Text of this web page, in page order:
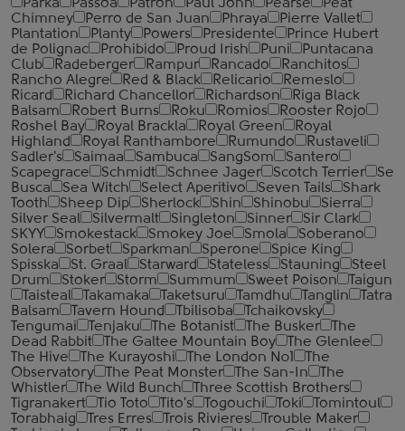
Parka
Passoa Patron Paul John Pearse
Peat
Chimney
Perro de San Juan Phraya
Pierre Vallet
Plantation
Planty Powers Presidente
Prince Hubert
de Polignac
Prohibido Proud Irish Puni
Puntacana
Club
Radeberger Rampur Rancado
Ranchitos
Rancho Alegre
Red & Black Relicario
Remeslo
Ricard
Richard Chancellor Richardson
Riga Black
Balsam
Robert Burns Roku Romios
Rooster Rojo
Roshel Bay
Royal Brackla Royal Green
Royal
Highland
Royal Ranthambore Rumundo
Rustaveli
Sadler's
Saimaa Sambuca SangSom
Santero
Scapegrace
Schmidt Schnee Jager Scotch Terrier
Se
Busca
Sea Witch Select Aperitivo Seven Tails
Shark
Tooth
Sheep Dip Sherlock Shin Shinobu
Sierra
Silver Seal
Silvermalt Singleton Sinner
Sir Clark
SKYY
Smokestack Smokey Joe Smola
Soberano
Solera
Sorbet Sparkman Sperone
Spice King
Spisska
St. Graal Starward Stateless Stauning
Steel
Drum
Stoker Storm Summum Sweet Poison
Taigun
Taisteal
Takamaka Taketsuru Tamdhu Tanglin
Tatra
Balsam
Tavern Hound Tbilisoba
Tchaikovsky
Tengumai
Tenjaku The Botanist The Busker
The
Dead Rabbit
The Galtee Mountain Boy
The Glenlee
The Hive
The Kurayoshi The London №1
The
Observatory
The Peat Monster The San-In
The
Whistler
The Wild Bunch
Three Scottish Brothers
Tigranakert
Tio Toto Tito's Togouchi Toki
Tomintoul
Torabhaig
Tres Erres Trois Rivieres
Trouble Maker